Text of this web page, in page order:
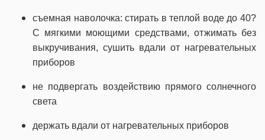
съемная наволочка: стирать в теплой воде до 40?
С мягкими моющими средствами, отжимать без
выкручивания, сушить вдали от нагревательных
приборов
не подвергать воздействию прямого солнечного
света
держать вдали от нагревательных приборов